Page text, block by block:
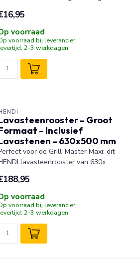
voorraad
voorraad bij leverancier,
2-3 werkdagen
– Groot
– Inclusief
– 630x500 mm
voor de Grill-Master Maxi: dit
lavasteenrooster van 630x...
voorraad
voorraad bij leverancier,
2-3 werkdagen